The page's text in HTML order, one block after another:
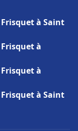
à Saint
à
à
à Saint